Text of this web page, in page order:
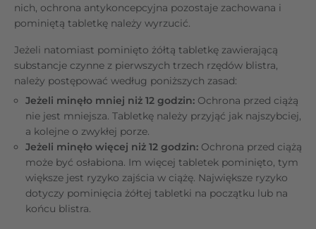
nich, ochrona antykoncepcyjna pozostaje zachowana i
pominiętą tabletkę należy wyrzucić.
Jeżeli natomiast pominięto żółtą tabletkę zawierającą
substancje czynne z pierwszych trzech rzędów blistra,
należy postępować według poniższych zasad:
Jeżeli minęło mniej niż 12 godzin: Ochrona przed ciążą
nie jest mniejsza. Tabletkę należy przyjąć jak najszybciej,
a kolejne o zwykłej porze.
Jeżeli minęło więcej niż 12 godzin: Ochrona przed ciążą
może być osłabiona. Im więcej tabletek pominięto, tym
większe jest ryzyko zajścia w ciążę. Największe ryzyko
dotyczy pominięcia żółtej tabletki na początku lub na
końcu blistra.